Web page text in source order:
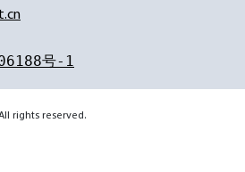
号-1
rights reserved.